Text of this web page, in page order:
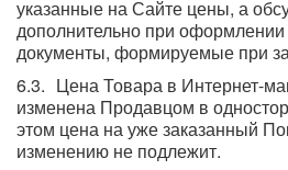
указанные на Сайте цены, а
дополнительно при оформлении
документы, формируемые при
Цена Товара в Интернет-
изменена Продавцом в
этом цена на уже заказанный
изменению не подлежит.